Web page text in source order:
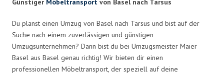
Günstiger Möbeltransport von Basel nach Tarsus
Du planst einen Umzug von Basel nach Tarsus und bist auf der
Suche nach einem zuverlässigen und günstigen
Umzugsunternehmen? Dann bist du bei Umzugsmeister Maier
Basel aus Basel genau richtig! Wir bieten dir einen
professionellen Möbeltransport, der speziell auf deine